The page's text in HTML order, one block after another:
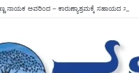
ಅವರಿಂದ – ಕಾರುಣ್ಯಾಶ್ರಮಕ್ಕೆ ಸಹಾಯದ ಸೌಜನ್ಯ.